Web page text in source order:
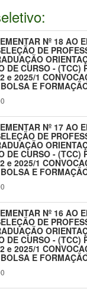
Nº 18 AO
DE
DE CURSO - (TCC)
e 2025/1
E
Nº 17 AO
DE
DE CURSO - (TCC)
e 2025/1
E
Nº 16 AO
DE
DE CURSO - (TCC)
e 2025/1
E